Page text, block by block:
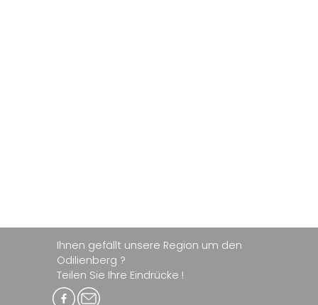
Ihnen gefällt unsere Region um den
Odilienberg ?
Teilen Sie Ihre Eindrücke !